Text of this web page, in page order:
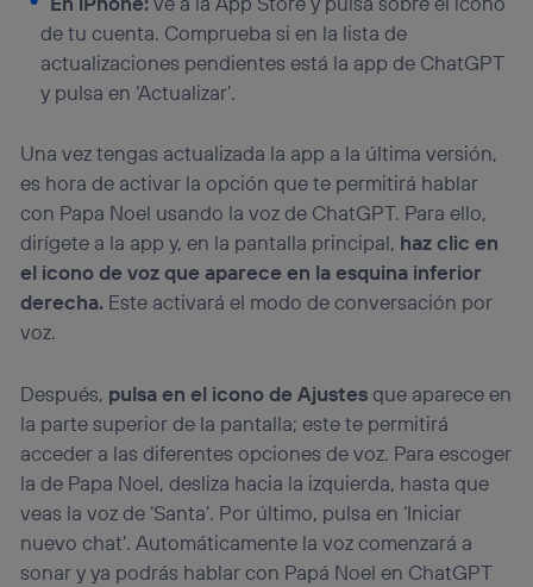
de tu cuenta. Comprueba si en la lista de
actualizaciones pendientes está la app de ChatGPT
y pulsa en ‘Actualizar’.
Una vez tengas actualizada la app a la última versión,
es hora de activar la opción que te permitirá hablar
con Papa Noel usando la voz de ChatGPT. Para ello,
dirígete a la app y, en la pantalla principal, haz clic en
el icono de voz que aparece en la esquina inferior
derecha. Este activará el modo de conversación por
voz.
Después, pulsa en el icono de Ajustesque aparece en
la parte superior de la pantalla; este te permitirá
acceder a las diferentes opciones de voz. Para escoger
la de Papa Noel, desliza hacia la izquierda, hasta que
veas la voz de ‘Santa’. Por último, pulsa en ‘Iniciar
nuevo chat’. Automáticamente la voz comenzará a
sonar y ya podrás hablar con Papá Noel en ChatGPT